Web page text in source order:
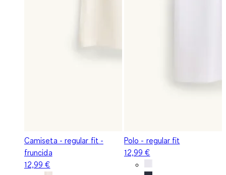
Camiseta - regular fit -
fruncida
12,99 €
Polo - regular fit
12,99 €